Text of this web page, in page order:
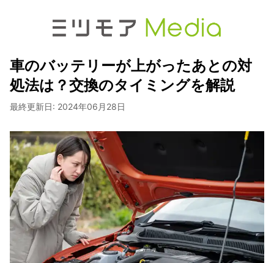
車のバッテリーが上がったあとの対
処法は？交換のタイミングを解説
最終更新日: 2024年06月28日